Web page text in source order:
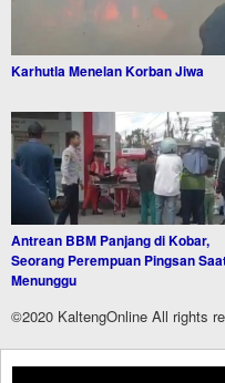
Karhutla Menelan Korban Jiwa
Antrean BBM Panjang di Kobar,
Seorang Perempuan Pingsan
Menunggu
©2020 KaltengOnline All rights